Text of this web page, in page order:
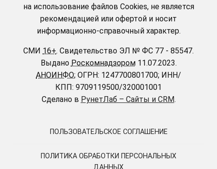
на использование файлов Cookies, не является
рекомендацией или офертой и носит
информационно-справочный характер.
СМИ 16+. Свидетельство ЭЛ № ФС 77 - 85547.
Выдано Роскомнадзором11.07.2023.
АНОИНФО; ОГРН: 1247700801700; ИНН/
КПП: 9709119500/320001001
Сделано в РунетЛаб – Сайты и CRM.
ПОЛЬЗОВАТЕЛЬСКОЕ СОГЛАШЕНИЕ
ПОЛИТИКА ОБРАБОТКИ ПЕРСОНАЛЬНЫХ